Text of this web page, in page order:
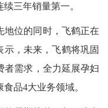
三年销量第一。
地位的同时，飞鹤正在
示，未来，飞鹤将巩固
者需求，全力延展孕妇
品4大业务领域。